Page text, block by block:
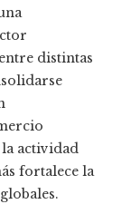
distintas
actividad
fortalece la